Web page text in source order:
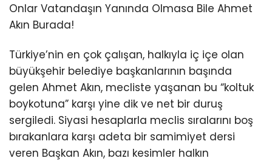
Onlar Vatandaşın Yanında Olmasa Bile Ahmet
Akın Burada!
Türkiye’nin en çok çalışan, halkıyla iç içe olan
büyükşehir belediye başkanlarının başında
gelen Ahmet Akın, mecliste yaşanan bu “koltuk
boykotuna” karşı yine dik ve net bir duruş
sergiledi. Siyasi hesaplarla meclis sıralarını boş
bırakanlara karşı adeta bir samimiyet dersi
veren Başkan Akın, bazı kesimler halkın